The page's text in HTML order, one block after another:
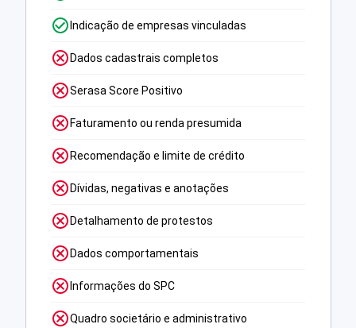
Indicação de empresas vinculadas
Dados cadastrais completos
Serasa Score Positivo
Faturamento ou renda presumida
Recomendação e limite de crédito
Dívidas, negativas e anotações
Detalhamento de protestos
Dados comportamentais
Informações do SPC
Quadro societário e administrativo